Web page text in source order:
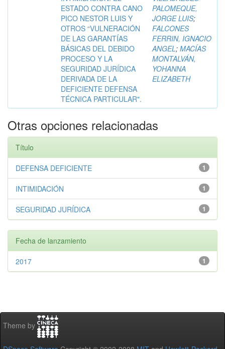
ESTADO CONTRA CANO
PICO NESTOR LUIS Y
OTROS “VULNERACIÓN
DE LAS GARANTÍAS
BÁSICAS DEL DEBIDO
PROCESO Y LA
SEGURIDAD JURÍDICA
DERIVADA DE LA
DEFICIENTE DEFENSA
TÉCNICA PARTICULAR".
PALOMEQUE,
JORGE LUIS;
FALCONES
FERRIN, IGNACIO
ANGEL; MACÍAS
MONTALVÁN,
YOHANNA
ELIZABETH
Otras opciones relacionadas
Título
1
DEFENSA DEFICIENTE
1
INTIMIDACIÓN
1
SEGURIDAD JURÍDICA
Fecha de lanzamiento
1
2017
Theme by